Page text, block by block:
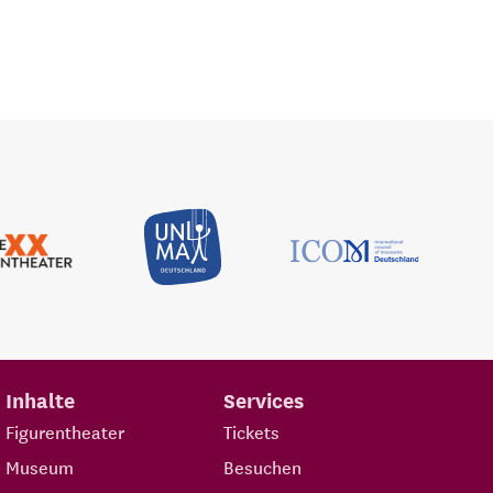
Inhalte
Figurentheater
Museum
Services
Tickets
Besuchen